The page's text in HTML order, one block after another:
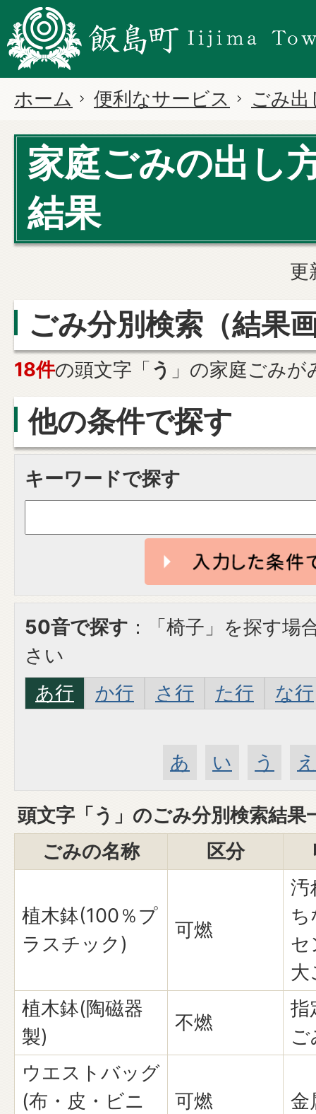
ホーム 便利なサービス ごみ出
家庭ごみの出し
結果
更
ごみ分別検索 （結果
18件の頭文字「う 」の家庭ごみが
他の条件で探す
キーワードで探す
50音で探す ：「椅子」を探す場
さい
あ行
か行 さ行 た行 な行
あ い う え
頭文字「 う 」のごみ分別検索結果
ごみの名称
区分
植木鉢(100％プ
ラスチック)
可燃
汚
ち
セ
大
植木鉢(陶磁器
製)
不燃
指
ご
ウエストバッグ
(布・皮・ビニ
可燃 金